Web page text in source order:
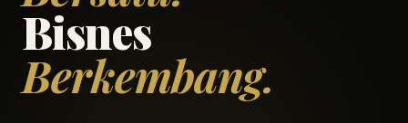
Bisnes
Berkembang.